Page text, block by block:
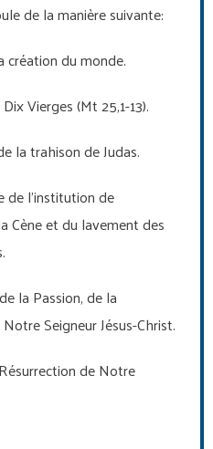
de la manière suivante:
création du monde.
Vierges (Mt 25,1-13).
la trahison de Judas.
de l’institution de
Cène et du lavement des
la Passion, de la
Seigneur Jésus-Christ.
de Notre